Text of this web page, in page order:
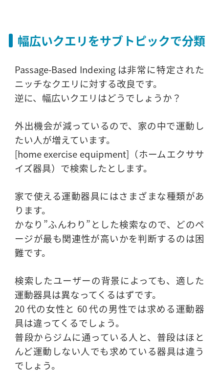
幅広いクエリをサブトピックで分類
Passage-Based Indexing は非常に特定された
ニッチなクエリに対する改良です。
逆に、幅広いクエリはどうでしょうか？
外出機会が減っているので、家の中で運動し
たい人が増えています。
[home exercise equipment]（ホームエクササ
イズ器具）で検索したとします。
家で使える運動器具にはさまざまな種類があ
ります。
かなり”ふんわり”とした検索なので、どのペ
ージが最も関連性が高いかを判断するのは困
難です。
検索したユーザーの背景によっても、適した
運動器具は異なってくるはずです。
20 代の女性と 60 代の男性では求める運動器
具は違ってくるでしょう。
普段からジムに通っている人と、普段はほと
んど運動しない人でも求めている器具は違う
でしょう。